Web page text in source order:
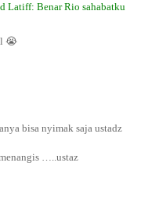
Latiff: Benar Rio sahabatku
😭
bisa nyimak saja ustadz
…..ustaz